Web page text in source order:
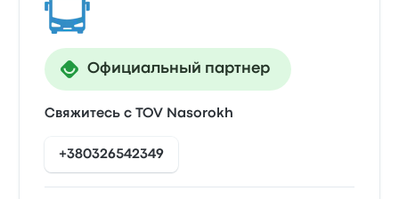
Официальный партнер
Свяжитесь с TOV Nasorokh
+380326542349